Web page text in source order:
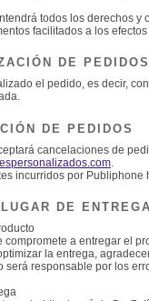
todos los derechos
facilitados a los
DE PEDIDOS
el pedido, es decir,
DE PEDIDOS
cancelaciones de
incurridos por
DE
compromete a entregar el
la entrega,
será responsable por los